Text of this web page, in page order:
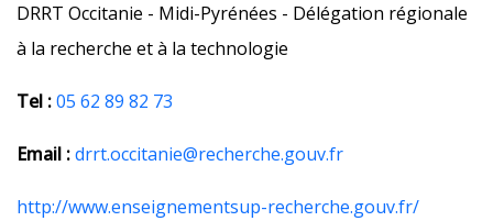
DRRT Occitanie - Midi-Pyrénées - Délégation régionale
à la recherche et à la technologie
Tel :05 62 89 82 73
Email :drrt.occitanie@recherche.gouv.fr
http://www.enseignementsup-recherche.gouv.fr/